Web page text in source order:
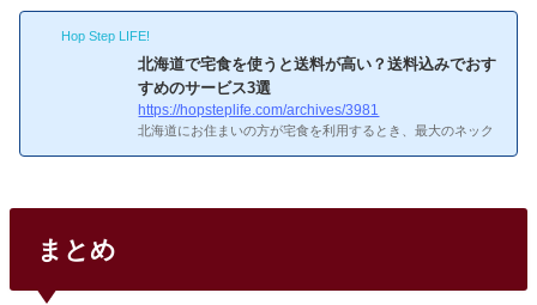
届くのかな？配達エリアの確認方法
確認方法公式サイトに
アクセス「お届け先」に郵便番号を入力配達可能かどうかが
表示される都市部はほぼカバー。地方の山間部や離島は対象
外のケースあり。全国約500ヶ所の営業所を展開していま
す。正直なところ、都市部に住んでいる方ならほぼ確実にエ
リア内です。僕の住んでいる名古屋市も問題なく対応してい
ます。...
Hop Step LIFE!
北海道で宅食を使うと送料が高い？送料込みでおす
すめのサービス3選
https://hopsteplife.com/archives/3981
北海道にお住まいの方が宅食を利用するとき、最大のネック
して、北海道でもお得に使えるサービスを3つ厳選しまし
ビス1食あたり送料メニュー数特徴nosh（ナッシュ）599円〜
まとめ